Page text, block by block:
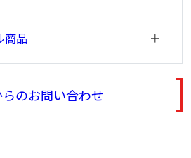
商品
のお問い合わせ